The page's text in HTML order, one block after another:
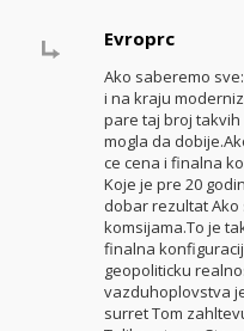
Evroprc
Ako saberemo
i na kraju
pare taj broj
mogla da
ce cena i finalna
Koje je pre 20
dobar rezultat Ako
komsijama.To je
finalna
geopoliticku
vazduhoplovstva
surret Tom